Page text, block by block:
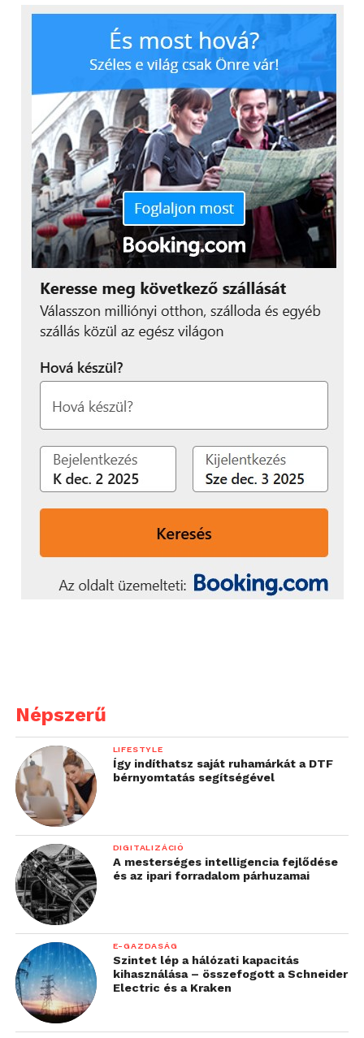
zajcsökkentő rendszerrel rendelkezik, amely
gondoskodik arról, hogy a beszédhangot hívások
közben tisztán lehessen hallani zsúfolt vonaton
vagy szeles időben is.
Látványos dizájn,
kompromisszumok nélküli
kényelem
Az újratervezett töltőtok kialakítását a gyógyszeres
buborékcsomagolások és a zsugorfóliás
csomagolások ihlették, így egy kerekdedebb,
barátságosabb sziluettet kapott, amely éppolyan
A fülhallgatók megőrizték a Nothing ikonikus,
átlátszó dizájnját, miközben finomított részletekkel
fülhallgató mellett új, XS méretű szilikon harang is
as LED-es állapotjelzővel egészült ki. Ennek
segítségével a felhasználók egyetlen pillantással
ellenőrizhetik az akkumulátor töltöttségi szintjét, a
töltés állapotát, a párosítás folyamatát és más fontos
rendszerinformációkat.
Hosszabb üzemidő
Az Ear (3a) akár 10 órányi lejátszási időt biztosít a
fülhallgatókkal, illetve összesen akár 42 órát a
töltőtokkal együtt, kikapcsolt ANC mellett.
körülbelül egyórányi lejátszási időt biztosít.
Nothing X
A Nothing X alkalmazással olyan funkciókat kínál,
mint például EQ-beállítások, profilmegosztás,
firmware-frissítések és a Find My Earbuds. Az Ear
(3a) a Nothing okostelefonokkal gyors hozzáférést
biztosít a ChatGPT-hez és az Essential News
funkcióhoz.
Árak és elérhetőség
Az Ear (3a) hamarosan elérhető Magyarországon
fekete, fehér, sárga és rózsaszín színekben. Ajánlott
bruttó fogyasztói ára 44.990 forint. A specifikációk
elérhetőek a nothing.tech oldalon.
Népszerű
LIFESTYLE
Így indíthatsz saját ruhamárkát a DTF
bérnyomtatás segítségével
DIGITALIZÁCIÓ
A mesterséges intelligencia fejlődése
és az ipari forradalom párhuzamai
E-GAZDASÁG
Szintet lép a hálózati kapacitás
kihasználása – összefogott a Schneider
Electric és a Kraken